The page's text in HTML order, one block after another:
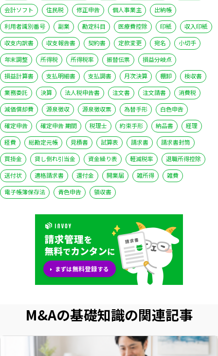
会計ソフト
住民税 修正申告 個人事業主
出納帳
利用者識別番号
副業 勘定科目 医療費控除 印紙
収入印紙
収支内訳書
収支報告書 契約書 定款変更 宛名
小切手
年末調整
所得税 所得税率 振替伝票
損益分岐点
損益計算書
支払明細書 支払調書 月次決算 棚卸
検収書
業務委託
決算 法人税申告書 注文書 注文請書
消費税
減価償却費
源泉徴収 源泉徴収票 為替手形
白色申告
確定申告
確定申告 期間 税理士 約束手形 納品書
経理
経費
総勘定元帳 見積書 試算表 請求書
請求書封筒
買掛金
貸し倒れ引当金 資金繰り表 軽減税率
退職所得控除
送付状
適格請求書 還付金 開業届 雑所得
雑費
電子帳簿保存法
青色申告 領収書
M&Aの基礎知識の関連記事